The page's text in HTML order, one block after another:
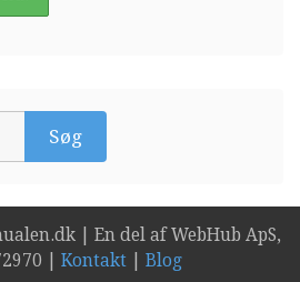
| En del af WebHub ApS,
| Kontakt| Blog